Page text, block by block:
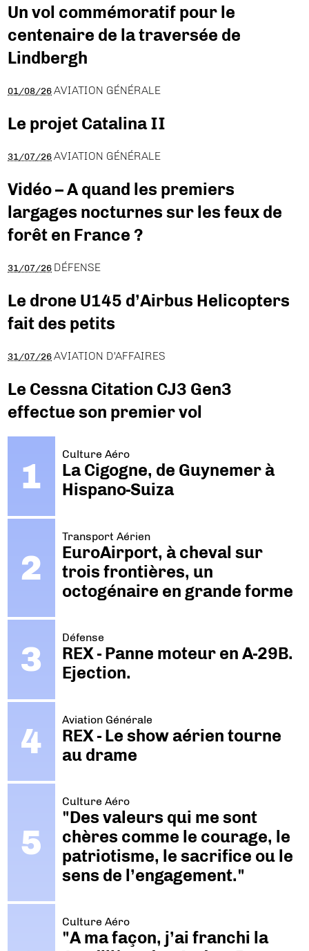
Un vol commémoratif pour le
centenaire de la traversée de
Lindbergh
01/08/26 AVIATION GÉNÉRALE
Le projet Catalina II
31/07/26 AVIATION GÉNÉRALE
Vidéo – A quand les premiers
largages nocturnes sur les feux de
forêt en France ?
31/07/26 DÉFENSE
Le drone U145 d’Airbus Helicopters
fait des petits
31/07/26 AVIATION D'AFFAIRES
Le Cessna Citation CJ3 Gen3
effectue son premier vol
Culture Aéro
La Cigogne, de Guynemer à
Hispano-Suiza
Transport Aérien
EuroAirport, à cheval sur
trois frontières, un
octogénaire en grande forme
Défense
REX - Panne moteur en A-29B.
Ejection.
Aviation Générale
REX - Le show aérien tourne
au drame
Culture Aéro
"Des valeurs qui me sont
chères comme le courage, le
patriotisme, le sacrifice ou le
sens de l’engagement."
Culture Aéro
"A ma façon, j’ai franchi la